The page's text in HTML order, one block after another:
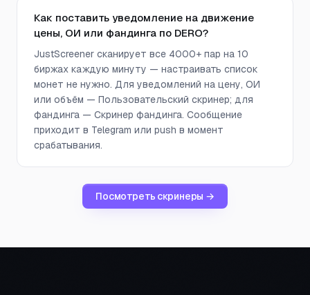
Как поставить уведомление на движение
цены, ОИ или фандинга по DERO?
JustScreener сканирует все 4000+ пар на 10
биржах каждую минуту — настраивать список
монет не нужно. Для уведомлений на цену, ОИ
или объём — Пользовательский скринер; для
фандинга — Скринер фандинга. Сообщение
приходит в Telegram или push в момент
срабатывания.
Посмотреть скринеры →